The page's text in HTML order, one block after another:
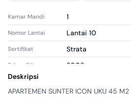
Kamar Mandi 1
Nomor Lantai Lantai 10
Sertifikat Strata
Tahun Dibangun 2008
Kondisi Properti
Deskripsi
APARTEMEN SUNTER ICON UKU 45 M2